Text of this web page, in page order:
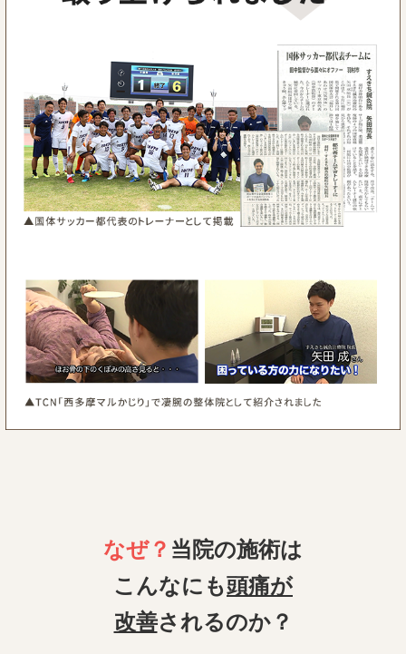
なぜ？ 当院の施術は
こんなにも頭痛が
改善されるのか？